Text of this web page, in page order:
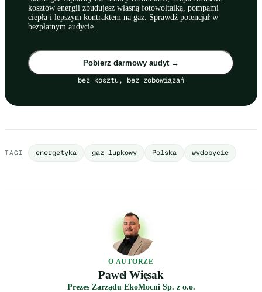
kosztów energii zbudujesz własną fotowoltaiką, pompami
ciepła i lepszym kontraktem na gaz. Sprawdź potencjał w
bezpłatnym audycie.
Pobierz darmowy audyt →
bez kosztu, bez zobowiązań
TAGI energetyka gaz lupkowy Polska wydobycie
O AUTORZE
Paweł Więsak
Prezes Zarządu EkoMocni Sp. z o.o.